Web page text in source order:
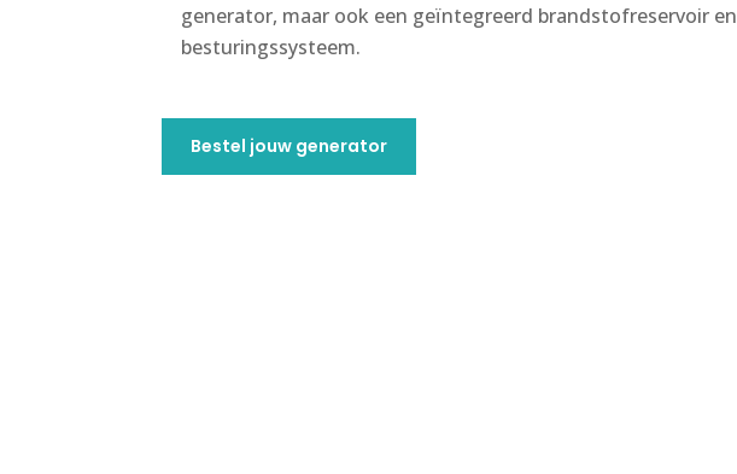
generator, maar ook een geïntegreerd brandstofreservoir en
besturingssysteem.
Bestel jouw generator